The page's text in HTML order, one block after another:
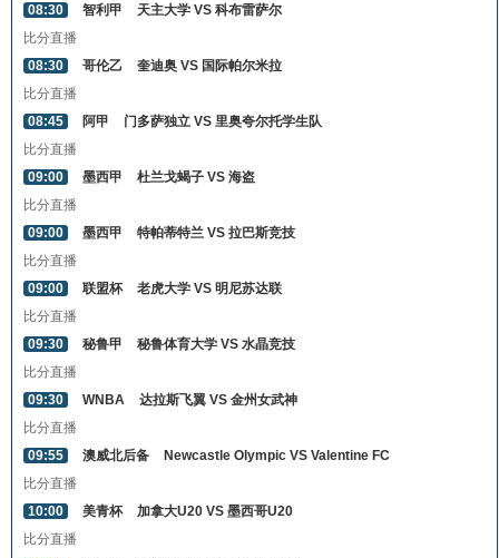
08:30
智利甲
天主大学 VS 科布雷萨尔
比分直播
08:30
哥伦乙
奎迪奥 VS 国际帕尔米拉
比分直播
08:45
阿甲
门多萨独立 VS 里奥夸尔托学生队
比分直播
09:00
墨西甲
杜兰戈蝎子 VS 海盗
比分直播
09:00
墨西甲
特帕蒂特兰 VS 拉巴斯竞技
比分直播
09:00
联盟杯
老虎大学 VS 明尼苏达联
比分直播
09:30
秘鲁甲
秘鲁体育大学 VS 水晶竞技
比分直播
09:30
WNBA
达拉斯飞翼 VS 金州女武神
比分直播
09:55
澳威北后备
Newcastle Olympic VS Valentine FC
比分直播
10:00
美青杯
加拿大U20 VS 墨西哥U20
比分直播